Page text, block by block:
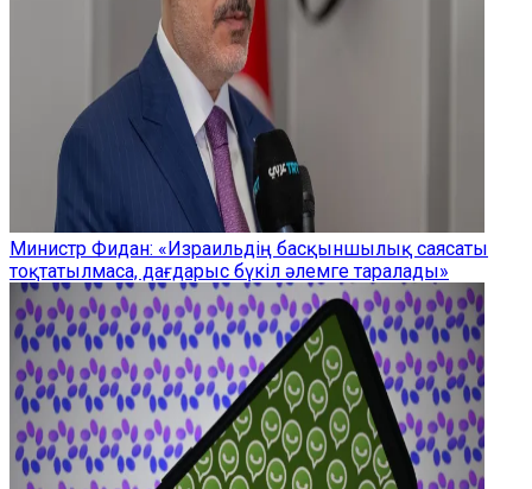
Министр Фидан: «Израильдің басқыншылық саясаты
тоқтатылмаса, дағдарыс бүкіл әлемге таралады»